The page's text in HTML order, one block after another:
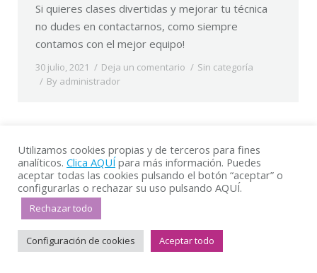
Si quieres clases divertidas y mejorar tu técnica
no dudes en contactarnos, como siempre
contamos con el mejor equipo!
30 julio, 2021 Deja un comentario
Sin categoría
By administrador
Aviso Legal– Protección de Datos–
Diseño web realizado por AlmuSEO
Utilizamos cookies propias y de terceros para fines
analíticos. Clica AQUÍ para más información. Puedes
aceptar todas las cookies pulsando el botón “aceptar” o
configurarlas o rechazar su uso pulsando AQUÍ.
Rechazar todo
Configuración de cookies Aceptar todo